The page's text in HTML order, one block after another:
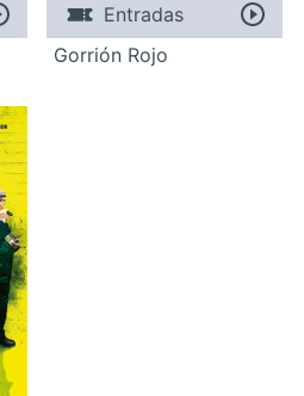
Entradas
Gorrión Rojo